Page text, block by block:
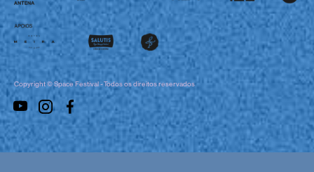
Copyright © Space Festival - Todos os direitos reservados